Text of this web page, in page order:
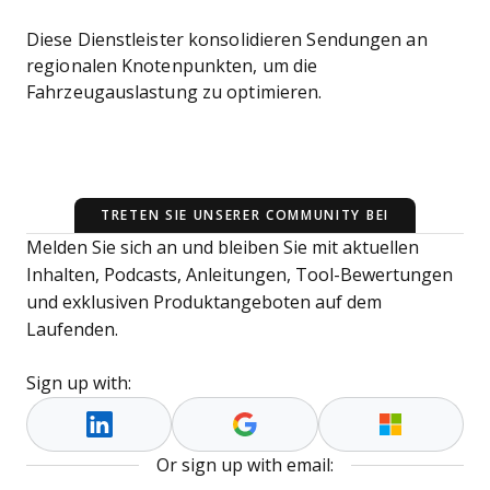
Diese Dienstleister konsolidieren Sendungen an
regionalen Knotenpunkten, um die
Fahrzeugauslastung zu optimieren.
TRETEN SIE UNSERER COMMUNITY BEI
Melden Sie sich an und bleiben Sie mit aktuellen
Inhalten, Podcasts, Anleitungen, Tool-Bewertungen
und exklusiven Produktangeboten auf dem
Laufenden.
Sign up with:
Or sign up with email: